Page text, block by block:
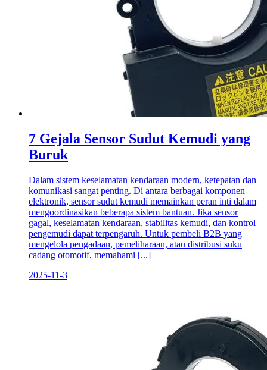
7 Gejala Sensor Sudut Kemudi yang
Buruk
Dalam sistem keselamatan kendaraan modern, ketepatan dan
komunikasi sangat penting. Di antara berbagai komponen
elektronik, sensor sudut kemudi memainkan peran inti dalam
mengoordinasikan beberapa sistem bantuan. Jika sensor
gagal, keselamatan kendaraan, stabilitas kemudi, dan kontrol
pengemudi dapat terpengaruh. Untuk pembeli B2B yang
mengelola pengadaan, pemeliharaan, atau distribusi suku
cadang otomotif, memahami [...]
2025-11-3